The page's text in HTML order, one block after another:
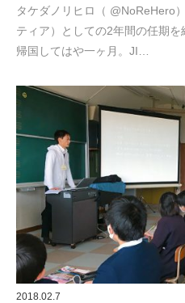
タケダノリヒロ（ @NoReHero
ティア）としての2年間の任期
帰国してはや一ヶ月。JI…
2018.02.7